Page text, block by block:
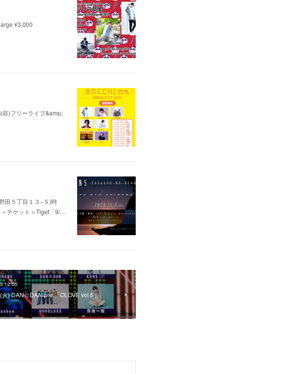
¥3,000
容)フリーライブ&amp;
田５丁目１３−５)時
チケット＞Tiget「9/…
12:00
火) DAN☆DAN pre.「OLOVE vol.6」